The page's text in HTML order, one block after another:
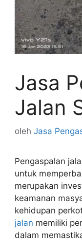
Jasa
Jalan
oleh Jasa
Pengaspalan
untuk
merupakan
keamanan
kehidupan
jalan memiliki
dalam